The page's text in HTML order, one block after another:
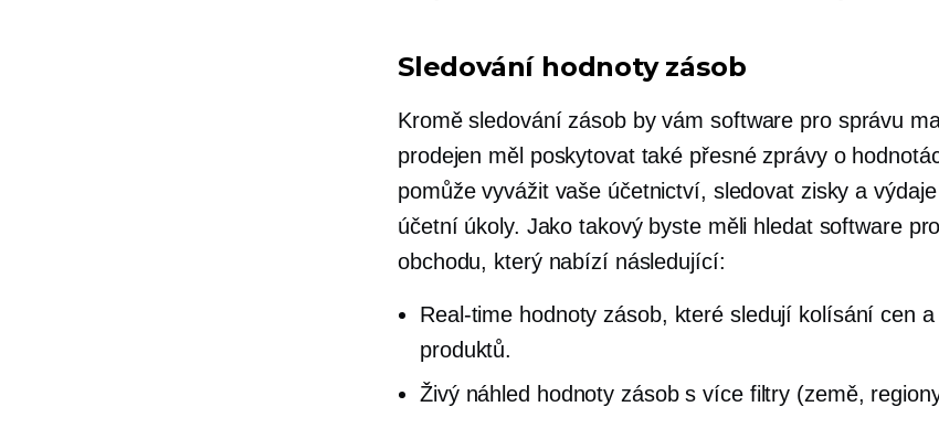
Sledování hodnoty zásob
Kromě sledování zásob by vám software pro správu
prodejen měl poskytovat také přesné zprávy o
pomůže vyvážit vaše účetnictví, sledovat zisky a
účetní úkoly. Jako takový byste měli hledat software
obchodu, který nabízí následující:
Real-time hodnoty zásob, které sledují kolísání cen a
produktů.
Živý náhled hodnoty zásob s více filtry (země,